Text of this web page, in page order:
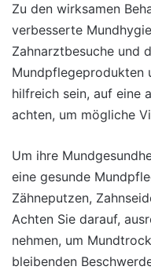
Zu den wirksamen
verbesserte
Zahnarztbesuche und
Mundpflegeprodukten
hilfreich sein, auf eine
achten, um mögliche
Um ihre
eine gesunde
Zähneputzen,
Achten Sie darauf,
nehmen, um
bleibenden